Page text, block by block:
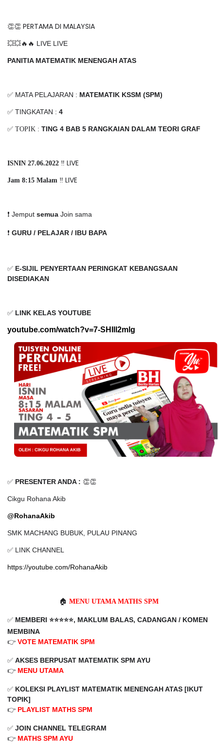
👏👏 PERTAMA DI MALAYSIA
💥💥🔥🔥 LIVE LIVE
PANITIA MATEMATIK MENENGAH ATAS
✅ MATA PELAJARAN : MATEMATIK KSSM (SPM)
✅ TINGKATAN : 4
✅ TOPIK : TING 4 BAB 5 RANGKAIAN DALAM TEORI GRAF
ISNIN 27.06.2022 ‼️ LIVE
Jam 8:15 Malam ‼️ LIVE
❗️ Jemput semua Join sama
❗️ GURU / PELAJAR / IBU BAPA
✅ E-SIJIL PENYERTAAN PERINGKAT KEBANGSAAN
DISEDIAKAN
✅ LINK KELAS YOUTUBE
youtube.com/watch?v=7-SHIll2mlg
✅ PRESENTER ANDA : 👏👏
Cikgu Rohana Akib
@RohanaAkib
SMK MACHANG BUBUK, PULAU PINANG
✅ LINK CHANNEL
https://youtube.com/RohanaAkib
🏠 MENU UTAMA MATHS SPM
✅ MEMBERI ⭐️⭐️⭐️⭐️⭐️, MAKLUM BALAS, CADANGAN / KOMEN
MEMBINA
👉 VOTE MATEMATIK SPM
✅ AKSES BERPUSAT MATEMATIK SPM AYU
👉 MENU UTAMA
✅ KOLEKSI PLAYLIST MATEMATIK MENENGAH ATAS [IKUT
TOPIK]
👉 PLAYLIST MATHS SPM
✅ JOIN CHANNEL TELEGRAM
👉 MATHS SPM AYU